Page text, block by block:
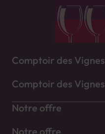
Comptoir des Vignes
Comptoir des Vignes
Notre offre
Notre offre